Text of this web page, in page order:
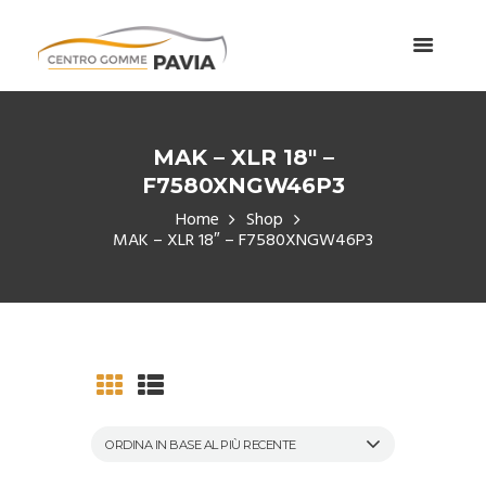
MAK – XLR 18″ –
F7580XNGW46P3
Home Shop
MAK – XLR 18″ – F7580XNGW46P3